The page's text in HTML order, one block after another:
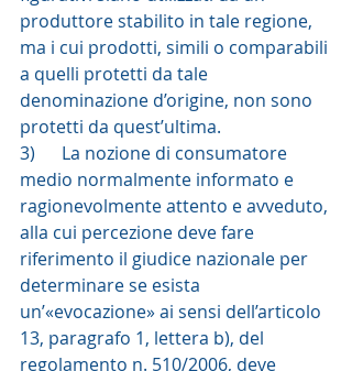
produttore stabilito in tale regione,
ma i cui prodotti, simili o comparabili
a quelli protetti da tale
denominazione d’origine, non sono
protetti da quest’ultima.
3)      La nozione di consumatore
medio normalmente informato e
ragionevolmente attento e avveduto,
alla cui percezione deve fare
riferimento il giudice nazionale per
determinare se esista
un’«evocazione» ai sensi dell’articolo
13, paragrafo 1, lettera b), del
regolamento n. 510/2006, deve